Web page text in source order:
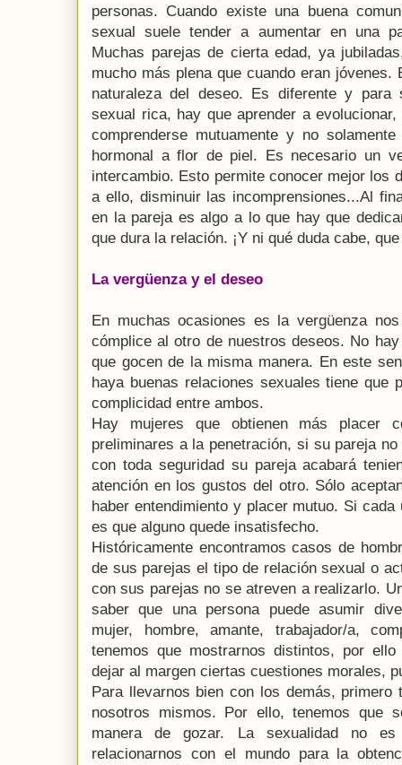
personas. Cuando existe una buena
sexual suele tender a aumentar en una
Muchas parejas de cierta edad, ya
mucho más plena que cuando eran
naturaleza del deseo. Es diferente y para
sexual rica, hay que aprender a
comprenderse mutuamente y no
hormonal a flor de piel. Es necesario un
intercambio. Esto permite conocer mejor los
a ello, disminuir las incomprensiones...Al
en la pareja es algo a lo que hay que
que dura la relación. ¡Y ni qué duda cabe,
La vergüenza y el deseo
En muchas ocasiones es la vergüenza
cómplice al otro de nuestros deseos. No
que gocen de la misma manera. En este
haya buenas relaciones sexuales tiene que
complicidad entre ambos.
Hay mujeres que obtienen más placer
preliminares a la penetración, si su pareja
con toda seguridad su pareja acabará
atención en los gustos del otro. Sólo
haber entendimiento y placer mutuo. Si
es que alguno quede insatisfecho.
Históricamente encontramos casos de
de sus parejas el tipo de relación sexual o
con sus parejas no se atreven a realizarlo.
saber que una persona puede asumir
mujer, hombre, amante, trabajador/a,
tenemos que mostrarnos distintos, por
dejar al margen ciertas cuestiones morales,
Para llevarnos bien con los demás, primero
nosotros mismos. Por ello, tenemos que
manera de gozar. La sexualidad no
relacionarnos con el mundo para la